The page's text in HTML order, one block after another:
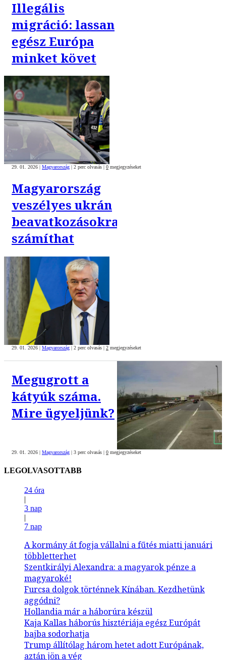
Illegális
migráció: lassan
egész Európa
minket követ
29. 01. 2026 Magyarország 2 perc olvasás 0 megjegyzéseket
Magyarország
veszélyes ukrán
beavatkozásokra
számíthat
29. 01. 2026 | Magyarország | 2 perc olvasás | 2 megjegyzéseket
Megugrott a
kátyúk száma.
Mire ügyeljünk?
29. 01. 2026 | Magyarország | 3 perc olvasás | 0 megjegyzéseket
LEGOLVASOTTABB
24 óra
|
3 nap
|
7 nap